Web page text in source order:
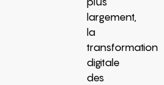
largement,
la
transformation
digitale
des